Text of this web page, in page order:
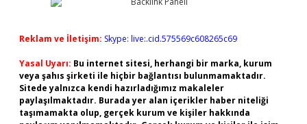
Reklam ve İletişim: Skype: live:.cid.575569c608265c69
Yasal Uyarı: Bu internet sitesi, herhangi bir marka, kurum
veya şahıs şirketi ile hiçbir bağlantısı bulunmamaktadır.
Sitede yalnızca kendi hazırladığımız makaleler
paylaşılmaktadır. Burada yer alan içerikler haber niteliği
taşımamakta olup, gerçek kurum ve kişiler hakkında